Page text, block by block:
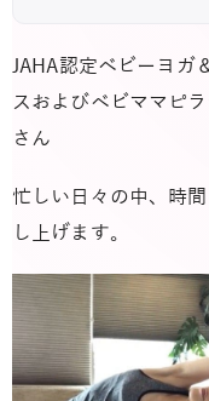
JAHA認定ベビーヨガ
スおよびベビママピ
さん
忙しい日々の中、時
し上げます。